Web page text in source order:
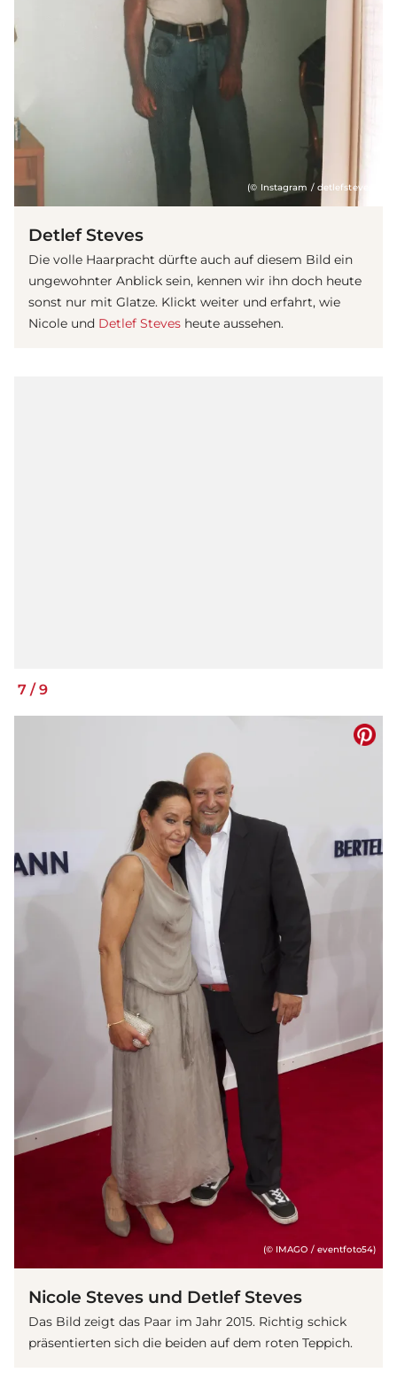
(© Instagram / detlefsteves)
Detlef Steves
Die volle Haarpracht dürfte auch auf diesem Bild ein
ungewohnter Anblick sein, kennen wir ihn doch heute
sonst nur mit Glatze. Klickt weiter und erfahrt, wie
Nicole und Detlef Steves heute aussehen.
7 /9
(© IMAGO / eventfoto54)
Nicole Steves und Detlef Steves
Das Bild zeigt das Paar im Jahr 2015. Richtig schick
präsentierten sich die beiden auf dem roten Teppich.